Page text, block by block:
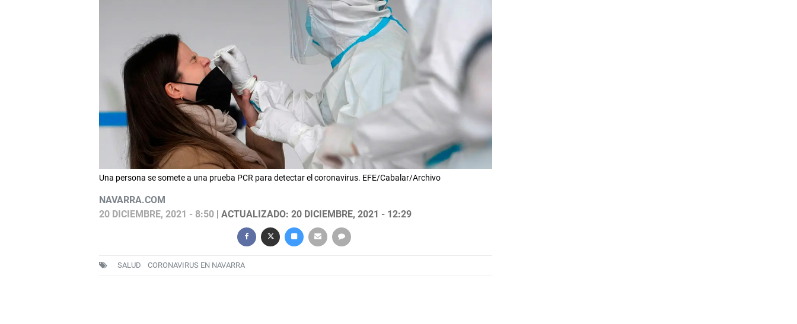
Una persona se somete a una prueba PCR para detectar el coronavirus. EFE/Cabalar/Archivo
NAVARRA.COM
20 DICIEMBRE, 2021 - 8:50| ACTUALIZADO: 20 DICIEMBRE, 2021 - 12:29
SALUD CORONAVIRUS EN NAVARRA